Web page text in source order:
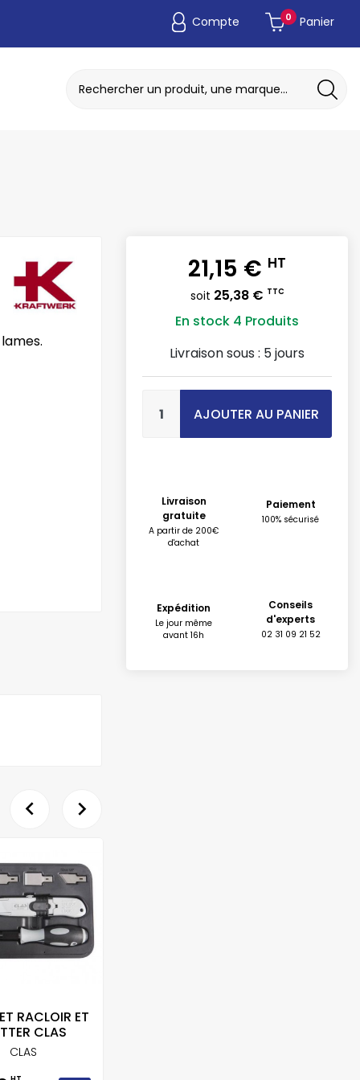
Compte 0 Panier

RACLOIR ET
CLAS
CLAS

21,15 € HT
soit 25,38 € TTC
En stock 4 Produits
Livraison sous : 5 jours
AJOUTER AU PANIER
Livraison
gratuite
A partir de 200€
d'achat
Paiement
100% sécurisé
Expédition
Le jour même
avant 16h
Conseils
d'experts
02 31 09 21 52